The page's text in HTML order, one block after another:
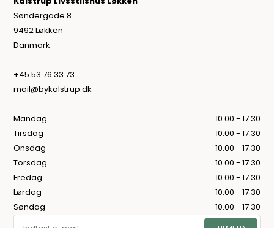
Søndergade 8
9492 Løkken
Danmark
+45 53 76 33 73
mail@bykalstrup.dk
Mandag
10.00 - 17.30
Tirsdag
10.00 - 17.30
Onsdag
10.00 - 17.30
Torsdag
10.00 - 17.30
Fredag
10.00 - 17.30
Lørdag
10.00 - 17.30
Søndag
10.00 - 17.30